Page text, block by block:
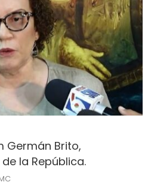
Germán Brito,
la República.